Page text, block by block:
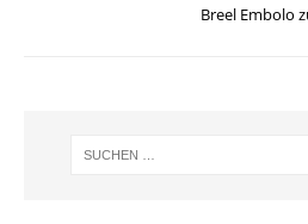
Breel Embolo